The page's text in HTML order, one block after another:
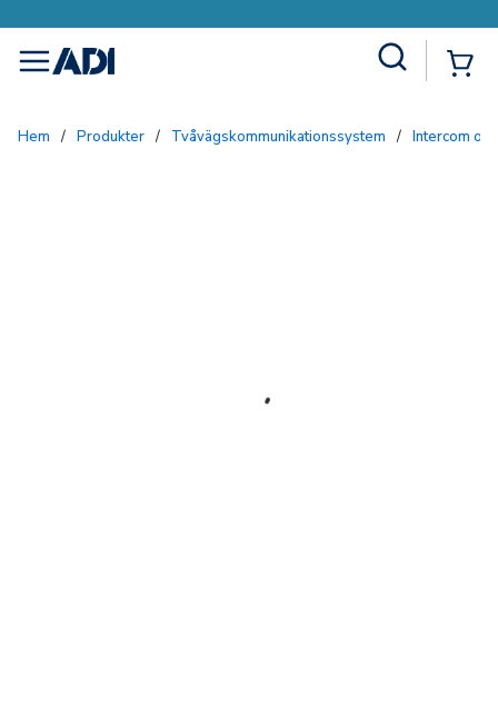
menu
Hem / Produkter / Tvåvägskommunikationssystem / Intercom